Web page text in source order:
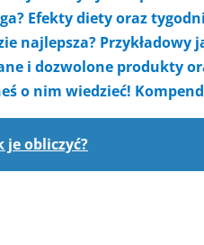
Efekty diety oraz
najlepsza? Przykładowy
i dozwolone produkty
o nim wiedzieć!
je obliczyć?